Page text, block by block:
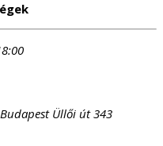
Üllői út 343